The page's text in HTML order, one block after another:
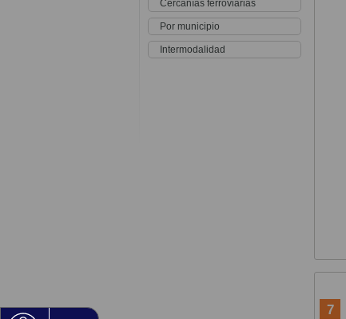
Cercanías ferroviarias
Por municipio
Intermodalidad
7